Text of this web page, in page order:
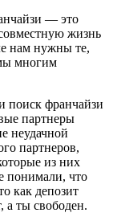
— это
жизнь
нам нужны те,
многим
поиск франчайзи
партнеры
неудачной
партнеров,
из них
понимали, что
как депозит
а ты свободен.